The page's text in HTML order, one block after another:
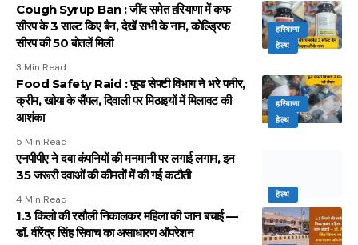
हरियाणा
हेल्थ
Cough Syrup Ban : जींद समेत हरियाणा में कफ
सीरप के 3 साल्ट किए बैन, देखें सभी के नाम, कोल्ड्रिफ
सीरप की 50 बोतलें मिली
3 Min Read
हरियाणा
हेल्थ
Food Safety Raid : फूड सेफ्टी विभाग ने भरे पनीर,
क्रीम, खोया के सैंपल, दिवाली पर मिठाइयों में मिलावट की
आशंका
5 Min Read
हेल्थ
एनपीपीए ने दवा कंपनियों की मनमानी पर लगाई लगाम, इन
35 जरूरी दवाओं की कीमतों में की गई कटौती
4 Min Read
1.3 किलो की रसौली निकालकर महिला की जान बचाई —
डॉ. वीरेंद्र सिंह सिवाच का असाधारण ऑपरेशन